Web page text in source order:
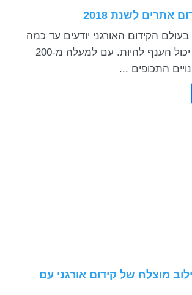
אתרים לשנת 2018
הקידום האורגני יודעים עד כמה
מורכב ומשתנה יכול הענף להיות. עם למעלה מ-200
התכופים ...
מוצלח של קידום אורגני עם